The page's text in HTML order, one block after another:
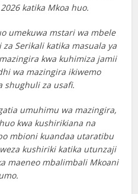
katika Mkoa huo.
umekuwa mstari wa mbele
Serikali katika masuala ya
kwa kuhimiza jamii
wa mazingira ikiwemo
shughuli za usafi.
umuhimu wa mazingira,
kwa kushirikiana na
mbioni kuandaa utaratibu
kushiriki katika utunzaji
maeneo mbalimbali Mkoani